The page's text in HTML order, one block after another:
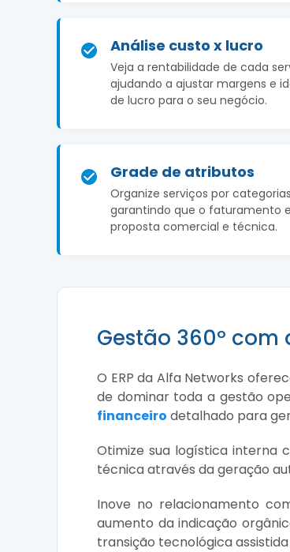
Análise custo x lucro
Veja a rentabilidade de cada
ajudando a ajustar margens e
de lucro para o seu negócio.
Grade de atributos
Organize serviços por
garantindo que o faturamento
proposta comercial e técnica.
Gestão 360º com
O ERP da Alfa Networks
de dominar toda a gestão
financeiro detalhado para
Otimize sua logística interna
técnica através da geração
Inove no relacionamento
aumento da indicação
transição tecnológica